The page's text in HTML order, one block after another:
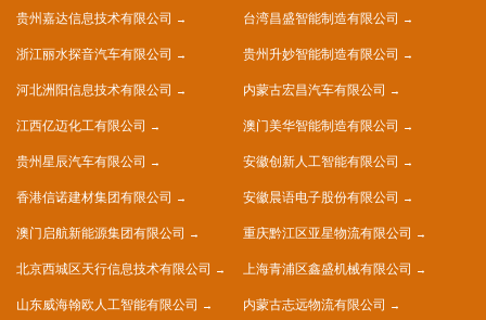
贵州嘉达信息技术有限公司 台湾昌盛智能制造有限公司
浙江丽水探音汽车有限公司 贵州升妙智能制造有限公司
河北洲阳信息技术有限公司 内蒙古宏昌汽车有限公司
江西亿迈化工有限公司 澳门美华智能制造有限公司
贵州星辰汽车有限公司 安徽创新人工智能有限公司
香港信诺建材集团有限公司 安徽晨语电子股份有限公司
澳门启航新能源集团有限公司 重庆黔江区亚星物流有限公司
北京西城区天行信息技术有限公司 上海青浦区鑫盛机械有限公司
山东威海翰欧人工智能有限公司 内蒙古志远物流有限公司